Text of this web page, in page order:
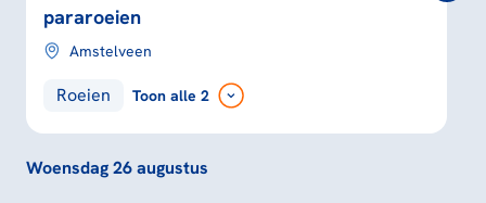
pararoeien
Amstelveen
Roeien Toon alle 2
Woensdag 26 augustus